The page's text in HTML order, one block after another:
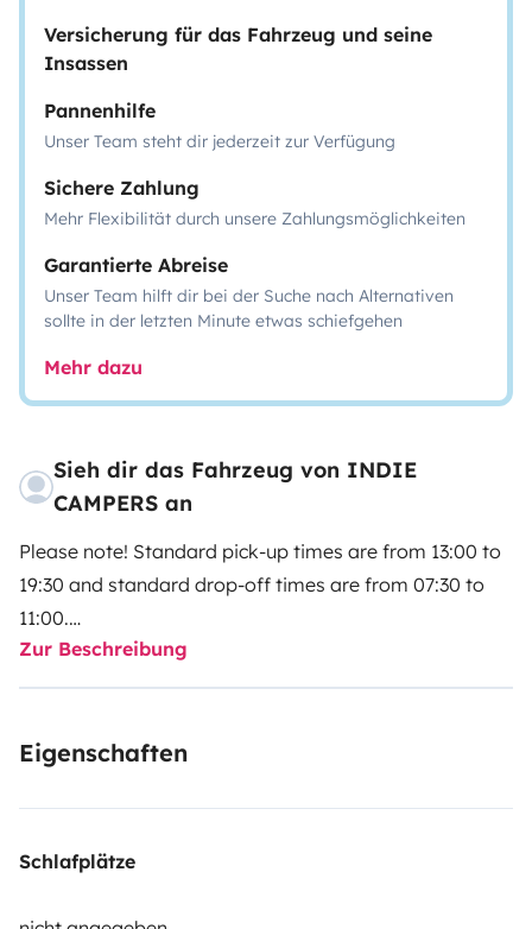
Versicherung für das Fahrzeug und seine
Insassen
Pannenhilfe
Unser Team steht dir jederzeit zur Verfügung
Sichere Zahlung
Mehr Flexibilität durch unsere Zahlungsmöglichkeiten
Garantierte Abreise
Unser Team hilft dir bei der Suche nach Alternativen
sollte in der letzten Minute etwas schiefgehen
Mehr dazu
Sieh dir das Fahrzeug von INDIE
CAMPERS an
Please note! Standard pick-up times are from 13:00 to
19:30 and standard drop-off times are from 07:30 to
11:00.
Please select your pick-up and drop-off times directly
with our partner Indie Campers.
Indie Campers offers a 24/7 pick-up and drop-off
and return incur no additional charges. If these times
degree of flexibility by offering assistance outside
Zur Beschreibung
Eigenschaften
Schlafplätze